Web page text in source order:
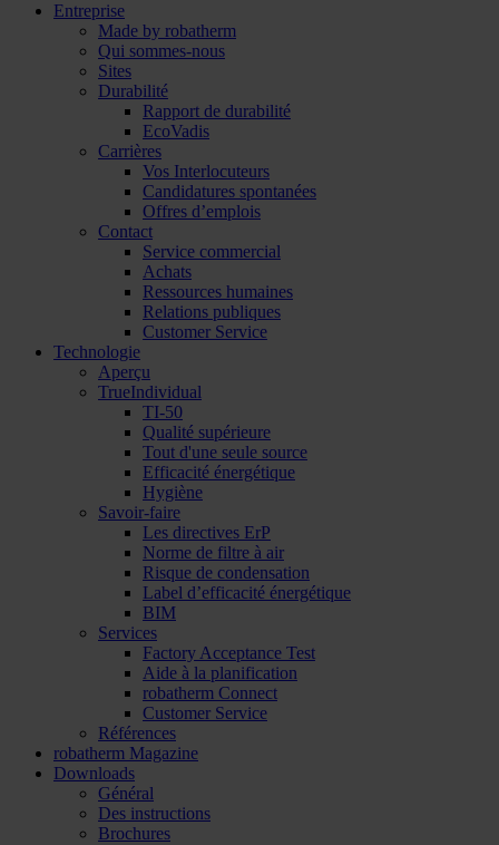
Entreprise
Made by robatherm
Qui sommes-nous
Sites
Durabilité
Rapport de durabilité
EcoVadis
Carrières
Vos Interlocuteurs
Candidatures spontanées
Offres d’emplois
Contact
Service commercial
Achats
Ressources humaines
Relations publiques
Customer Service
Technologie
Aperçu
TrueIndividual
TI-50
Qualité supérieure
Tout d'une seule source
Efficacité énergétique
Hygiène
Savoir-faire
Les directives ErP
Norme de filtre à air
Risque de condensation
Label d’efficacité énergétique
BIM
Services
Factory Acceptance Test
Aide à la planification
robatherm Connect
Customer Service
Références
robatherm Magazine
Downloads
Général
Des instructions
Brochures